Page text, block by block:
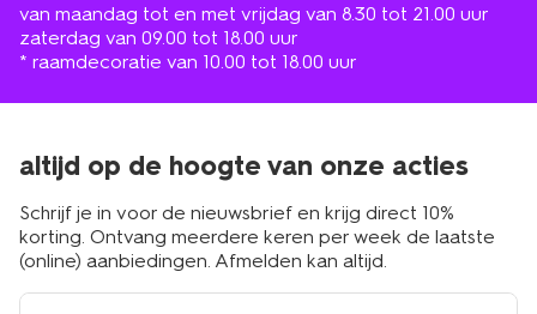
van maandag tot en met vrijdag van 8.30 tot 21.00 uur
zaterdag van 09.00 tot 18.00 uur
* raamdecoratie van 10.00 tot 18.00 uur
altijd op de hoogte van onze acties
Schrijf je in voor de nieuwsbrief en krijg direct 10%
korting. Ontvang meerdere keren per week de laatste
(online) aanbiedingen. Afmelden kan altijd.
e-